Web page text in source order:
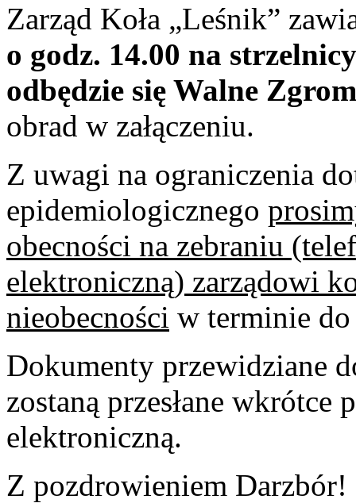
Zarząd Koła „Leśnik”
o godz. 14.00 na
odbędzie się Walne
obrad w załączeniu.
Z uwagi na ograniczenia
epidemiologicznego
obecności na zebraniu
elektroniczną) zarządowi
nieobecności w terminie
Dokumenty przewidziane
zostaną przesłane
elektroniczną.
Z pozdrowieniem Darzbór!